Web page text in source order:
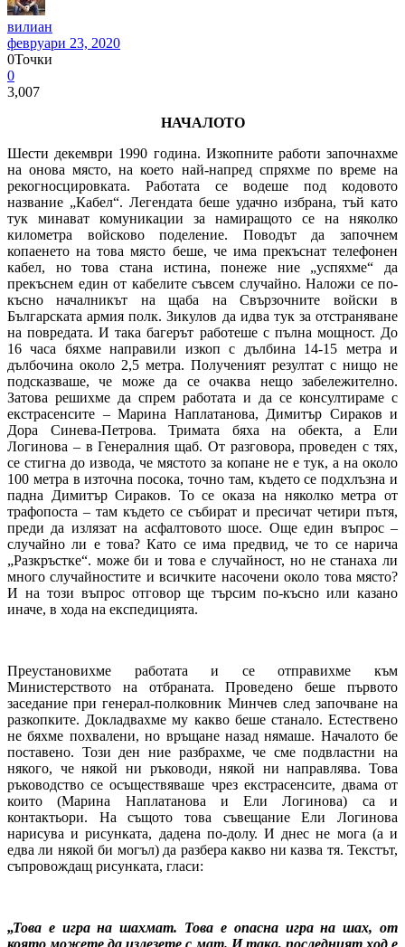
вилиан
февруари 23, 2020
0Точки
0
3,007
НАЧАЛОТО
Шести декември 1990 година. Изкопните работи започнахме
на онова място, на което най-напред спряхме по време на
рекогносцировката. Работата се водеше под кодовото
название „Кабел“. Легендата беше удачно избрана, тъй като
тук минават комуникации за намиращото се на няколко
километра войсково поделение. Поводът да започнем
копаенето на това място беше, че има прекъснат телефонен
кабел, но това стана истина, понеже ние „успяхме“ да
прекъснем един от кабелите съвсем случайно. Наложи се по-
късно началникът на щаба на Свързочните войски в
Българската армия полк. Зикулов да идва тук за отстраняване
на повредата. И така багерът работеше с пълна мощност. До
16 часа бяхме направили изкоп с дълбина 14-15 метра и
дълбочина около 2,5 метра. Полученият резултат с нищо не
подсказваше, че може да се очаква нещо забележително.
Затова решихме да спрем работата и да се консултираме с
екстрасенсите – Марина Наплатанова, Димитър Сираков и
Дора Синева-Петрова. Тримата бяха на обекта, а Ели
Логинова – в Генералния щаб. От разговора, проведен с тях,
се стигна до извода, че мястото за копане не е тук, а на около
100 метра в източна посока, точно там, където се подхлъзна и
падна Димитър Сираков. То се оказа на няколко метра от
трафопоста – там където се събират и пресичат четири пътя,
преди да излязат на асфалтовото шосе. Още един въпрос –
случайно ли е това? Като се има предвид, че то се нарича
„Разкръстке“. може би и това е случайност, но не станаха ли
много случайностите и всичките насочени около това място?
И на този въпрос отговор ще търсим по-късно или казано
иначе, в хода на експедицията.
Преустановихме работата и се отправихме към
Министерството на отбраната. Проведено беше първото
заседание при генерал-полковник Минчев след започване на
разкопките. Докладвахме му какво беше станало. Естествено
не бяхме похвалени, но връщане назад нямаше. Началото бе
поставено. Този ден ние разбрахме, че сме подвластни на
някого, че някой ни ръководи, някой ни направлява. Това
ръководство се осъществяваше чрез екстрасенсите, двама от
които (Марина Наплатанова и Ели Логинова) са и
контактьори. На същото това съвещание Ели Логинова
нарисува и рисунката, дадена по-долу. И днес не мога (а и
едва ли някой би могъл) да разбера какво ни казва тя. Текстът,
съпровождащ рисунката, гласи:
„Това е игра на шахмат. Това е опасна игра на шах, от
която можете да излезете с мат. И така, последният ход е